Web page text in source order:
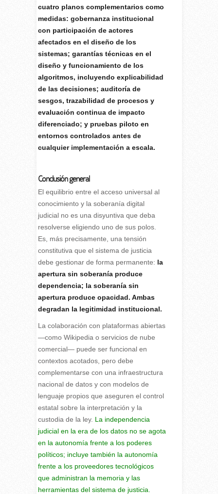
cuatro planos complementarios como
medidas: gobernanza institucional
con participación de actores
afectados en el diseño de los
sistemas; garantías técnicas en el
diseño y funcionamiento de los
algoritmos, incluyendo explicabilidad
de las decisiones; auditoría de
sesgos, trazabilidad de procesos y
evaluación continua de impacto
diferenciado; y pruebas piloto en
entornos controlados antes de
cualquier implementación a escala.
Conclusión general
El equilibrio entre el acceso universal al
conocimiento y la soberanía digital
judicial no es una disyuntiva que deba
resolverse eligiendo uno de sus polos.
Es, más precisamente, una tensión
constitutiva que el sistema de justicia
debe gestionar de forma permanente: la
apertura sin soberanía produce
dependencia; la soberanía sin
apertura produce opacidad. Ambas
degradan la legitimidad institucional.
La colaboración con plataformas abiertas
—como Wikipedia o servicios de nube
comercial— puede ser funcional en
contextos acotados, pero debe
complementarse con una infraestructura
nacional de datos y con modelos de
lenguaje propios que aseguren el control
estatal sobre la interpretación y la
custodia de la ley. La independencia
judicial en la era de los datos no se agota
en la autonomía frente a los poderes
políticos; incluye también la autonomía
frente a los proveedores tecnológicos
que administran la memoria y las
herramientas del sistema de justicia.